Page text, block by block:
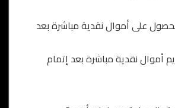
على أموال نقدية مباشرة بعد
أموال نقدية مباشرة بعد إتمام